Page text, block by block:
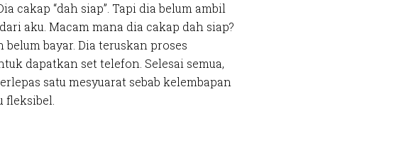
cakap “dah siap”. Tapi dia belum ambil
aku. Macam mana dia cakap dah siap?
bayar. Dia teruskan proses
dapatkan set telefon. Selesai semua,
satu mesyuarat sebab kelembapan
fleksibel.